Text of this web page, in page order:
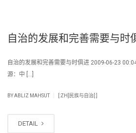
自治的发展和完善需要与时
自治的发展和完善需要与时俱进 2009-06-23
源：中 […]
BYABLIZ MAHSUT [:ZH]民族与自治[:]
DETAIL